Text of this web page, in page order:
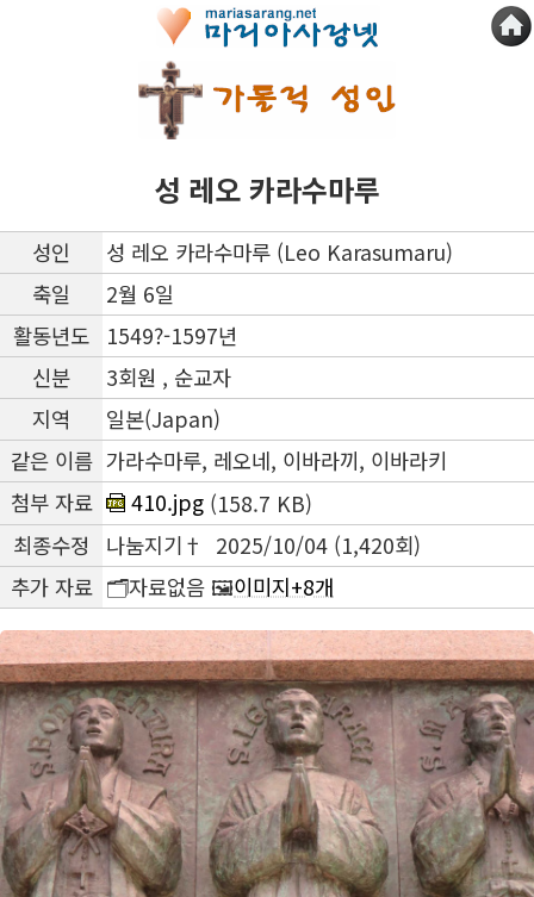
성 레오 카라수마루
성인
성 레오 카라수마루 (Leo Karasumaru)
축일
2월 6일
활동년도
1549?-1597년
신분
3회원 , 순교자
지역
일본(Japan)
같은 이름 가라수마루, 레오네, 이바라끼, 이바라키
첨부 자료
410.jpg (158.7 KB)
최종수정
나눔지기† 2025/10/04 (1,420회)
추가 자료 🗂️자료없음 🖼️이미지+8개